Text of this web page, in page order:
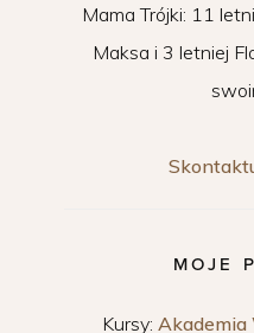
Mama Trójki: 11
Maksa i 3 letniej
MOJE
Kursy: